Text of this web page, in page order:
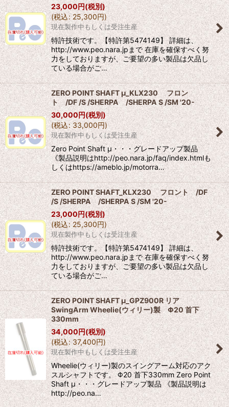
23,000円(税別)
(税込: 25,300円)
現在製作中もしくは受注生産
特許技術です。【特許第5474149】 詳細は、
http://www.peo.nara.jpまで 在庫を確保すべく努
力をしておりますが、ご要望の多い製品は欠品し
ている場合がご…
ZERO POINT SHAFT μ_KLX230 フロン
ト /DF /S /SHERPA /SHERPA S /SM '20-
30,000円(税別)
(税込: 33,000円)
現在製作中もしくは受注生産
Zero Point Shaft μ・・・グレードアップ製品
《製品説明はhttp://peo.nara.jp/faq/index.htmlも
しくはhttps://ameblo.jp/motorra…
ZERO POINT SHAFT_KLX230 フロント /DF
/S /SHERPA /SHERPA S /SM '20-
23,000円(税別)
(税込: 25,300円)
現在製作中もしくは受注生産
特許技術です。【特許第5474149】 詳細は、
http://www.peo.nara.jpまで 在庫を確保すべく努
力をしておりますが、ご要望の多い製品は欠品し
ている場合がご…
ZERO POINT SHAFT μ_GPZ900R リア
SwingArm Wheelie(ウィリー)製 Φ20 首下
330mm
34,000円(税別)
(税込: 37,400円)
現在製作中もしくは受注生産
Wheelie(ウィリー)製のスイングアーム対応のアク
スルシャフトです。 Φ20 首下330mm Zero Point
Shaft μ・・・グレードアップ製品 《製品説明は
http://peo.na…